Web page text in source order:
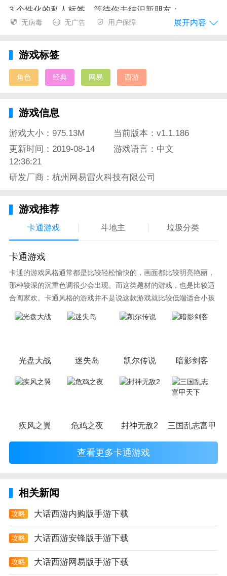
3.个性化的私人标签，等待你去结识新朋友；
大话西游重新以手游版的姿态立足市场便引起了一大批
眼帘，这种感觉既亲切又以一种别样的新鲜感，你可以
无病毒 无广告 用户保障 展开内容
游戏标签
角色 经典 网易 西游
游戏信息
游戏大小：975.13M
当前版本：v1.1.186
更新时间：2019-08-14
12:36:21
游戏语言：中文
研发厂商：杭州网易雷火科技有限公司
游戏推荐
卡通游戏 斗地主 垃圾分类
卡通游戏
卡通的游戏风格通常都是比较轻松愉快的，画面都比较明亮艳丽，
那种较深的沉重色调很少会出现。而这类题材的游戏，也是比较适
合阖家欢。卡通风格的游戏并不是说这款游戏就比较低端适合小孩
子玩，因为很多游戏厂商会故意把游戏中添加进入卡通元素，这也
光盘大战 迷失岛 凯尔传说 暗影剑客
疾风之翼 危鸡之夜 封神无敌2 三国乱志富甲天
查看更多卡通游戏
相关新闻
攻略 大话西游内购版手游下载
攻略 大话西游安锋版手游下载
攻略 大话西游网易版手游下载